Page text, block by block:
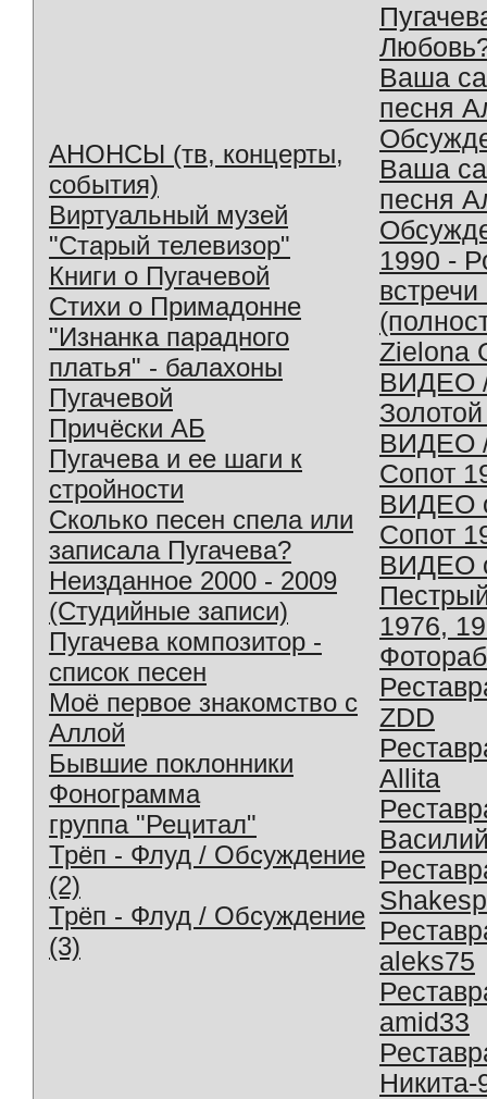
АНОНСЫ (тв, концерты,
события)
Виртуальный музей
"Старый телевизор"
Книги о Пугачевой
Стихи о Примадонне
"Изнанка парадного
платья" - балахоны
Пугачевой
Причёски АБ
Пугачева и ее шаги к
стройности
Сколько песен спела или
записала Пугачева?
Неизданное 2000 - 2009
(Студийные записи)
Пугачева композитор -
список песен
Моё первое знакомство с
Аллой
Бывшие поклонники
Фонограмма
группа "Рецитал"
Трёп - Флуд / Обсуждение
(2)
Трёп - Флуд / Обсуждение
(3)
Ваша
песня
Ваша
песня
1990 -
Zielona
ВИДЕО
ВИДЕО
Сопот
ВИДЕО
Сопот
ВИДЕО
1976,
ZDD
Allita
aleks75
amid33
Никита-